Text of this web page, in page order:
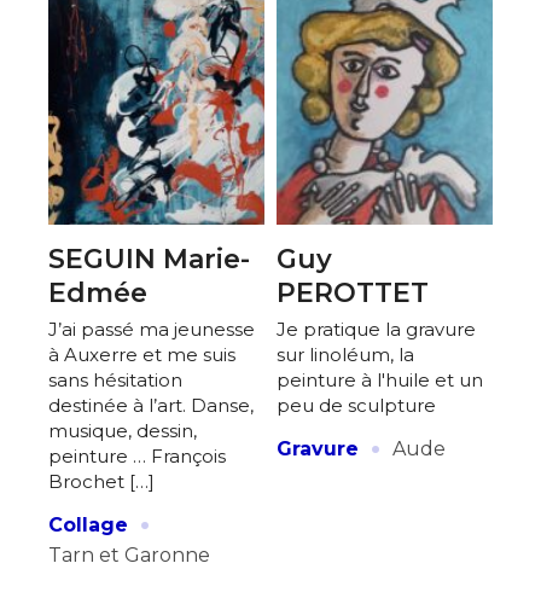
SEGUIN Marie-
Edmée
J’ai passé ma jeunesse
à Auxerre et me suis
sans hésitation
destinée à l’art. Danse,
musique, dessin,
peinture … François
Brochet […]
Collage
·
Tarn et Garonne
Guy
PEROTTET
Je pratique la gravure
sur linoléum, la
peinture à l'huile et un
peu de sculpture
Gravure
· Aude